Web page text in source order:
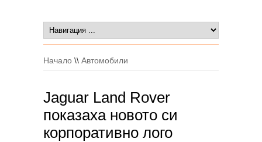
Начало \\ Автомобили
Jaguar Land Rover
показаха новото си
корпоративно лого